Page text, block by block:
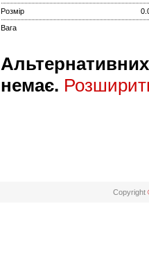
Розмір
Вага
Альтернативних
немає.
Copyright